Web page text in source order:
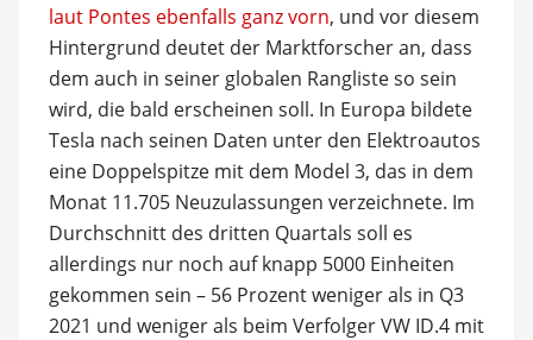
laut Pontes ebenfalls ganz vorn, und vor diesem
Hintergrund deutet der Marktforscher an, dass
dem auch in seiner globalen Rangliste so sein
wird, die bald erscheinen soll. In Europa bildete
Tesla nach seinen Daten unter den Elektroautos
eine Doppelspitze mit dem Model 3, das in dem
Monat 11.705 Neuzulassungen verzeichnete. Im
Durchschnitt des dritten Quartals soll es
allerdings nur noch auf knapp 5000 Einheiten
gekommen sein – 56 Prozent weniger als in Q3
2021 und weniger als beim Verfolger VW ID.4 mit